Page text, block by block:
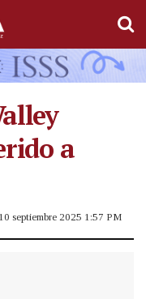
a
septiembre 2025 1:57 PM